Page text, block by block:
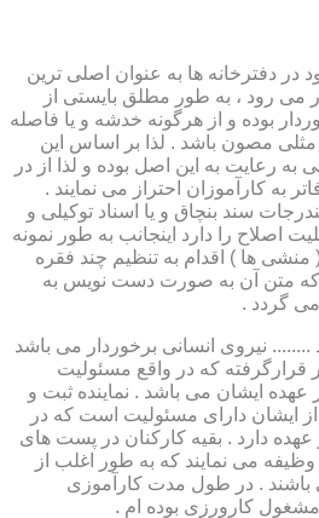
در دفترخانه ها به عنوان اصلی ترین
می رود ، به طور مطلق بایستی از
بوده و از هرگونه خدشه و یا فاصله
مصون باشد . لذا بر اساس این
به رعایت به این اصل بوده و لذا از در
به کارآموزان احتراز می نمایند .
سند بنچاق و یا اسناد توکیلی و
اصلاح را دارد اینجانب به طور نمونه
ها ) اقدام به تنظیم چند فقره
که متن آن به صورت دست نویس به
گردد .
از تعداد ........ نیروی انسانی برخوردار می باشد
که در واقع مسئولیت
عهده ایشان می باشد . نماینده ثبت و
از ایشان دارای مسئولیت است که در
عهده دارد . بقیه کارکنان در پست های
می نمایند که به طور اغلب از
. در طول مدت کارآموزی
کارورزی بوده ام .